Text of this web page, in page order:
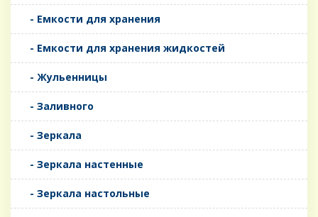
- Емкости для хранения
- Емкости для хранения жидкостей
- Жульенницы
- Заливного
- Зеркала
- Зеркала настенные
- Зеркала настольные